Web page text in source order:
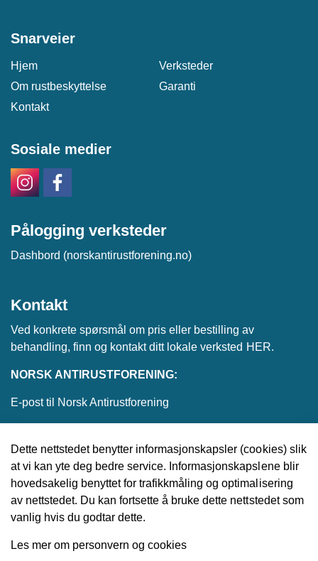
Snarveier
Hjem
Verksteder
Om rustbeskyttelse
Garanti
Kontakt
Sosiale medier
Pålogging verksteder
Dashbord (norskantirustforening.no)
Kontakt
Ved konkrete spørsmål om pris eller bestilling av
behandling, finn og kontakt ditt lokale verksted HER.
NORSK ANTIRUSTFORENING:
E-post til Norsk Antirustforening
© 2026 Norsk Antirustforening
Utviklet avUpday
Dette nettstedet benytter informasjonskapsler (cookies) slik
at vi kan yte deg bedre service. Informasjonskapslene blir
hovedsakelig benyttet for trafikkmåling og optimalisering
av nettstedet. Du kan fortsette å bruke dette nettstedet som
vanlig hvis du godtar dette.
Les mer om personvern og cookies